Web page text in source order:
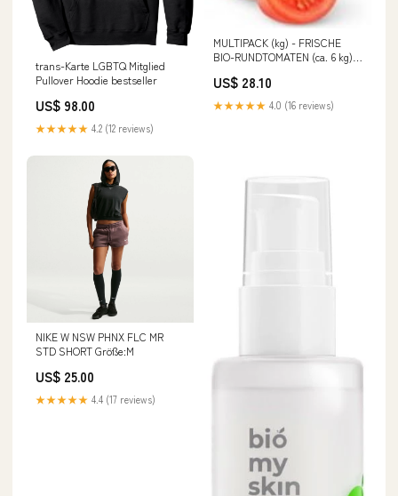
trans-Karte LGBTQ Mitglied
Pullover Hoodie bestseller
US$ 98.00
★★★★★ 4.2 (12 reviews)
MULTIPACK (kg) - FRISCHE
BIO-RUNDTOMATEN (ca. 6 kg)
US$ 28.10
★★★★★ 4.0 (16 reviews)
NIKE W NSW PHNX FLC MR
STD SHORT Größe:M
US$ 25.00
★★★★★ 4.4 (17 reviews)